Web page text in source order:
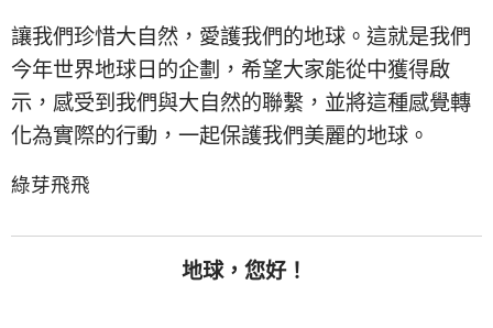
讓我們珍惜大自然，愛護我們的地球。這就是我們
今年世界地球日的企劃，希望大家能從中獲得啟
示，感受到我們與大自然的聯繫，並將這種感覺轉
化為實際的行動，一起保護我們美麗的地球。
綠芽飛飛
地球，您好！